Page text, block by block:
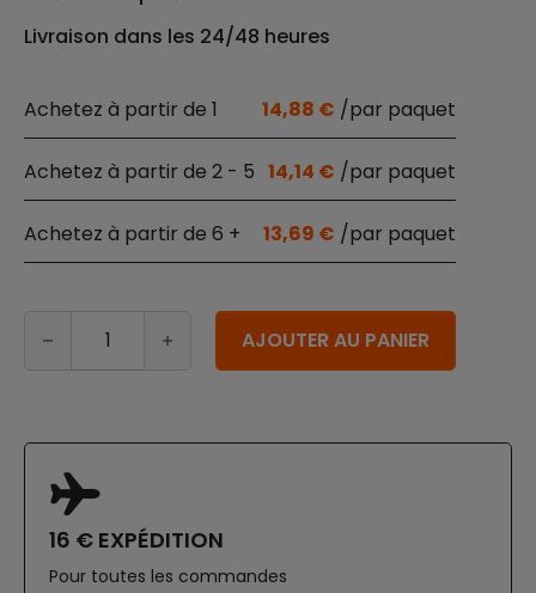
Livraison dans les 24/48 heures
1 14,88 €
2 - 5 14,14 €
6 + 13,69 €
quantité de Bâtons de bambou en bois Nature 9 cm
AJOUTER AU PANIER
Alternative:
16 € EXPÉDITION
Pour toutes les commandes